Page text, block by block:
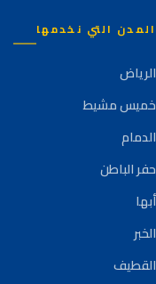
المدن التي نخدمها
الرياض
خميس مشيط
الدمام
حفر الباطن
أبها
الخبر
القطيف